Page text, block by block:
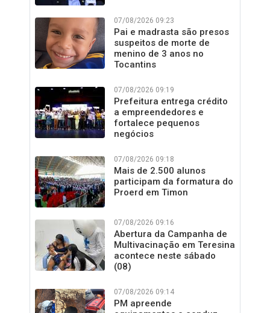
07/08/2026 09:23
Pai e madrasta são presos
suspeitos de morte de
menino de 3 anos no
Tocantins
07/08/2026 09:19
Prefeitura entrega crédito
a empreendedores e
fortalece pequenos
negócios
07/08/2026 09:18
Mais de 2.500 alunos
participam da formatura do
Proerd em Timon
07/08/2026 09:16
Abertura da Campanha de
Multivacinação em Teresina
acontece neste sábado
(08)
07/08/2026 09:14
PM apreende